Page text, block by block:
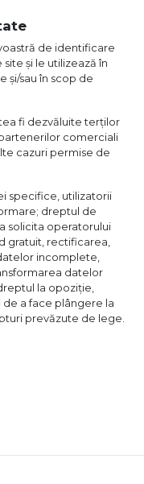
de identificare
și le utilizează în
și/sau în scop de
fi dezvăluite terților
comerciali
cazuri permise de
specifice, utilizatorii
dreptul de
solicita operatorului
gratuit, rectificarea,
incomplete,
datelor
la opoziție,
a face plângere la
prevăzute de lege.